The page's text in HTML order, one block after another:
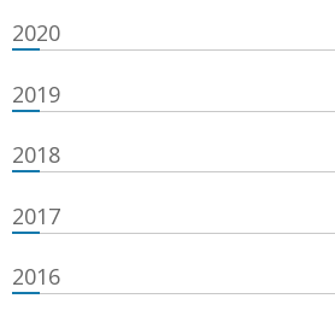
2020
2019
2018
2017
2016